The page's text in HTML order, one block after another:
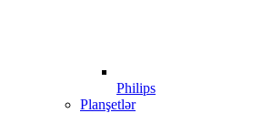
Philips
Planşetlər